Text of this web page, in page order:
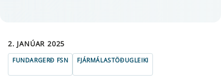
2. JANÚAR 2025
FUNDARGERÐ FSN FJÁRMÁLASTÖÐUGLEIKI